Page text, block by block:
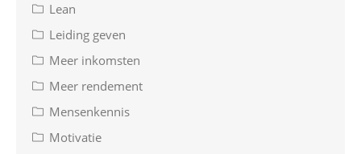
Lean
Leiding geven
Meer inkomsten
Meer rendement
Mensenkennis
Motivatie